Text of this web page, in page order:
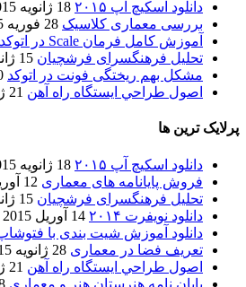
دانلود اسکیچ آپ ۲۰۱۵
18 ژانویه 2015
بررسی معماری کلاسیک 28 فوریه 2015
آموزش کامل فرمان Scale در اتوکد
تحلیل فرهنگسرای فرشچیان 15 ژانویه 2015
مشکل بهم ریختگی فونت در اتوکد 20
اصول طراحي ایستگاه راه آهن 21 ژانویه 2015
پرلایک ترین ها
دانلود اسکیچ آپ ۲۰۱۵
18 ژانویه 2015
فروش پایانامه های معماری 12 آوریل 2015
تحلیل فرهنگسرای فرشچیان 15 ژانویه 2015
دانلود نویفرت ۲۰۱۴
14 آوریل 2015
دانلود آموزش شیت بندی با
تعریف فضا در معماری 28 ژانویه 2015
اصول طراحي ایستگاه راه آهن 21 ژانویه 2015
پایان نامه هنرستان هنر و معماري 18